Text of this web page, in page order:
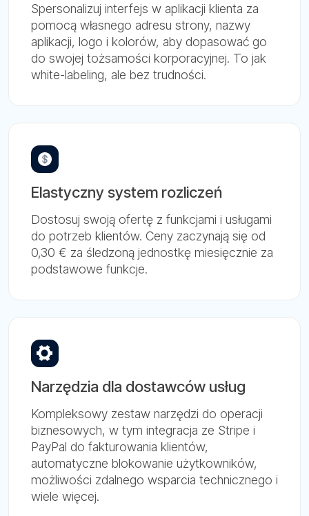
Spersonalizuj interfejs w aplikacji klienta za
pomocą własnego adresu strony, nazwy
aplikacji, logo i kolorów, aby dopasować go
do swojej tożsamości korporacyjnej. To jak
white-labeling, ale bez trudności.
Elastyczny system rozliczeń
Dostosuj swoją ofertę z funkcjami i usługami
do potrzeb klientów. Ceny zaczynają się od
0,30 € za śledzoną jednostkę miesięcznie za
podstawowe funkcje.
Narzędzia dla dostawców usług
Kompleksowy zestaw narzędzi do operacji
biznesowych, w tym integracja ze Stripe i
PayPal do fakturowania klientów,
automatyczne blokowanie użytkowników,
możliwości zdalnego wsparcia technicznego i
wiele więcej.